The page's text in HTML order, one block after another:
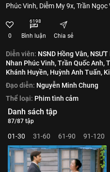
Phúc Vinh, Diễm My 9x, Trần
0
6198
Bình luận Chia sẻ
Diễn viên: NSND Hồng Vân, NSƯT
Nhan Phúc Vinh,Trần Quốc Anh,
Khánh Huyền, Huỳnh Anh Tuấn,
Đạo diễn: Nguyễn Minh Chung
Thể loại: Phim tình cảm
Danh sách tập
87/87 tập
01-30 31-60 61-90 91-120